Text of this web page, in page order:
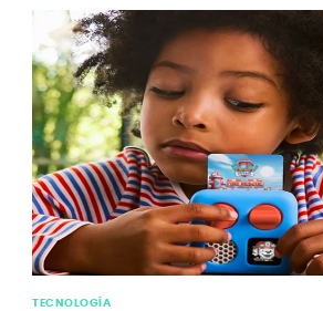
TECNOLOGÍA